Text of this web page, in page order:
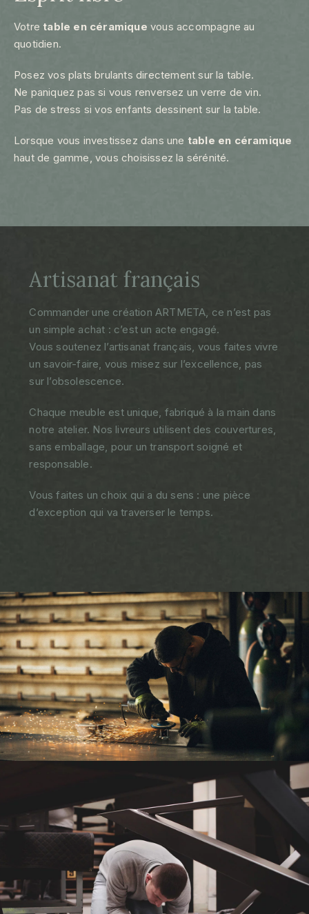
Votre table en céramique vous accompagne au
quotidien.
Posez vos plats brulants directement sur la table.
Ne paniquez pas si vous renversez un verre de vin.
Pas de stress si vos enfants dessinent sur la table.
Lorsque vous investissez dans une table en céramique
haut de gamme, vous choisissez la sérénité.
Artisanat français
Commander une création ARTMETA, ce n’est pas
un simple achat : c’est un acte engagé.
Vous soutenez l’artisanat français, vous faites vivre
un savoir-faire, vous misez sur l’excellence, pas
sur l’obsolescence.
Chaque meuble est unique, fabriqué à la main dans
notre atelier. Nos livreurs utilisent des couvertures,
sans emballage, pour un transport soigné et
responsable.
Vous faites un choix qui a du sens : une pièce
d’exception qui va traverser le temps.